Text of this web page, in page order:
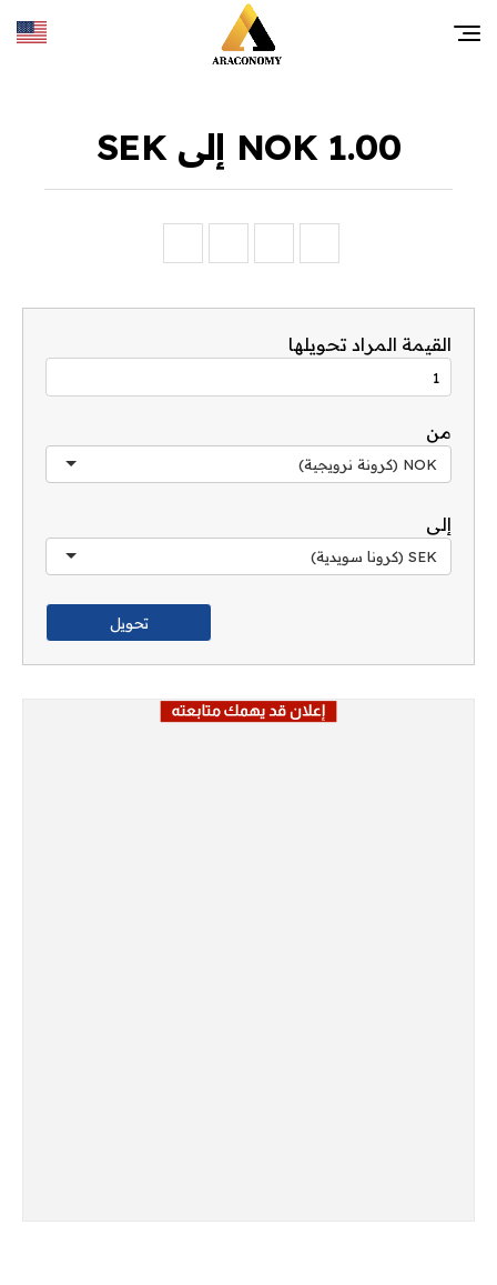
1.00 NOK إلى SEK
القيمة المراد تحويلها
من
NOK (كرونة نرويجية)
إلى
SEK (كرونا سويدية)